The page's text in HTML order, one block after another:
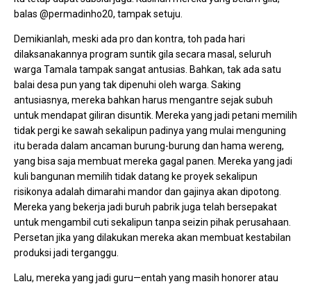
balas @permadinho20, tampak setuju.
Demikianlah, meski ada pro dan kontra, toh pada hari
dilaksanakannya program suntik gila secara masal, seluruh
warga Tamala tampak sangat antusias. Bahkan, tak ada satu
balai desa pun yang tak dipenuhi oleh warga. Saking
antusiasnya, mereka bahkan harus mengantre sejak subuh
untuk mendapat giliran disuntik. Mereka yang jadi petani memilih
tidak pergi ke sawah sekalipun padinya yang mulai menguning
itu berada dalam ancaman burung-burung dan hama wereng,
yang bisa saja membuat mereka gagal panen. Mereka yang jadi
kuli bangunan memilih tidak datang ke proyek sekalipun
risikonya adalah dimarahi mandor dan gajinya akan dipotong.
Mereka yang bekerja jadi buruh pabrik juga telah bersepakat
untuk mengambil cuti sekalipun tanpa seizin pihak perusahaan.
Persetan jika yang dilakukan mereka akan membuat kestabilan
produksi jadi terganggu.
Lalu, mereka yang jadi guru—entah yang masih honorer atau